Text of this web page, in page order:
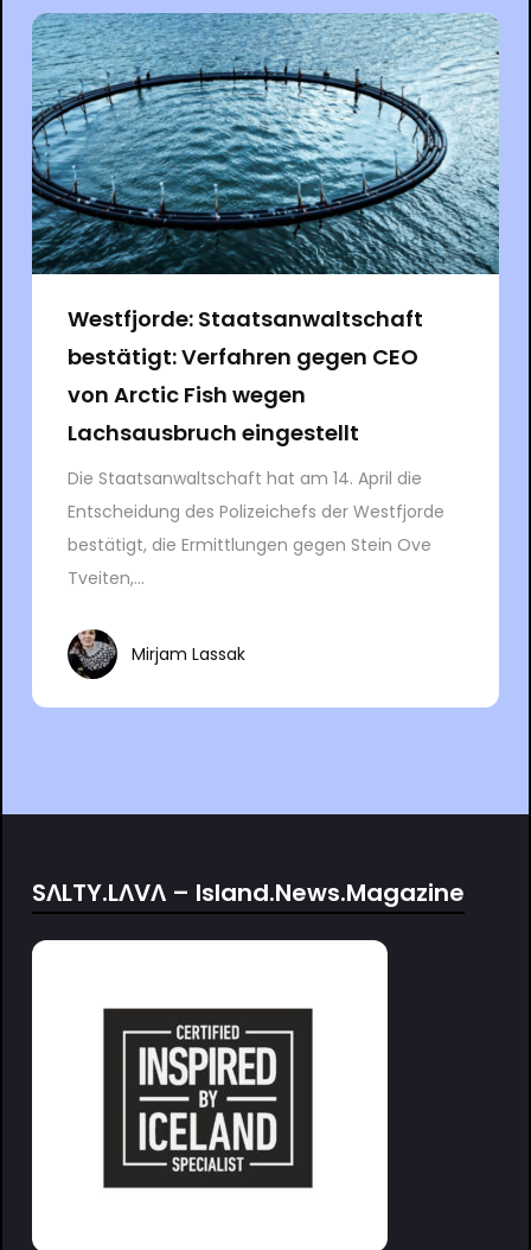
Westfjorde: Staatsanwaltschaft
bestätigt: Verfahren gegen CEO
von Arctic Fish wegen
Lachsausbruch eingestellt
Die Staatsanwaltschaft hat am 14. April die
Entscheidung des Polizeichefs der Westfjorde
bestätigt, die Ermittlungen gegen Stein Ove
Tveiten,...
Mirjam Lassak
SΛLTY.LΛVΛ – Island.News.Magazine